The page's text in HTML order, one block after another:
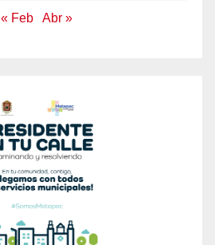
« Feb Abr »